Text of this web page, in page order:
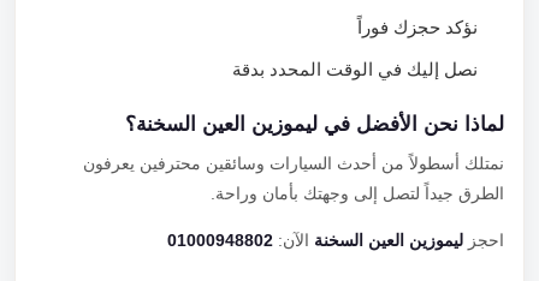
نؤكد حجزك فوراً
نصل إليك في الوقت المحدد بدقة
لماذا نحن الأفضل في ليموزين العين السخنة؟
نمتلك أسطولاً من أحدث السيارات وسائقين محترفين يعرفون
الطرق جيداً لتصل إلى وجهتك بأمان وراحة.
احجزليموزين العين السخنةالآن:01000948802